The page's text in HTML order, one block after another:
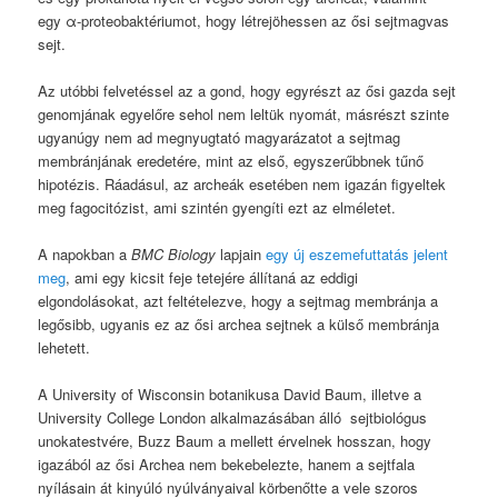
egy α-proteobaktériumot, hogy létrejöhessen az ősi sejtmagvas
sejt.
Az utóbbi felvetéssel az a gond, hogy egyrészt az ősi gazda sejt
genomjának egyelőre sehol nem leltük nyomát, másrészt szinte
ugyanúgy nem ad megnyugtató magyarázatot a sejtmag
membránjának eredetére, mint az első, egyszerűbbnek tűnő
hipotézis. Ráadásul, az archeák esetében nem igazán figyeltek
meg fagocitózist, ami szintén gyengíti ezt az elméletet.
A napokban aBMC Biology lapjainegy új eszemefuttatás jelent
meg, ami egy kicsit feje tetejére állítaná az eddigi
elgondolásokat, azt feltételezve, hogy a sejtmag membránja a
legősibb, ugyanis ez az ősi archea sejtnek a külső membránja
lehetett.
A University of Wisconsin botanikusa David Baum, illetve a
University College London alkalmazásában álló sejtbiológus
unokatestvére, Buzz Baum a mellett érvelnek hosszan, hogy
igazából az ősi Archea nem bekebelezte, hanem a sejtfala
nyílásain át kinyúló nyúlványaival körbenőtte a vele szoros